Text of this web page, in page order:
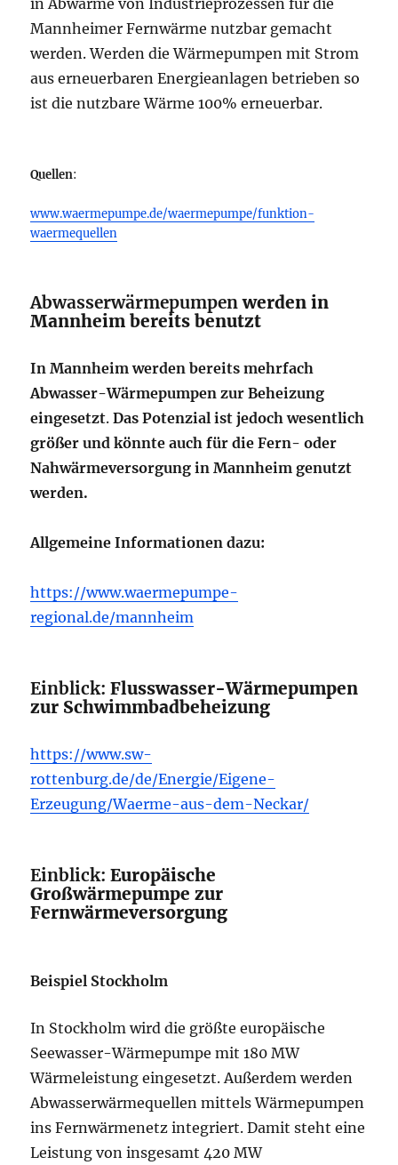
Mannheimer Fernwärme nutzbar gemacht
werden. Werden die Wärmepumpen mit Strom
aus erneuerbaren Energieanlagen betrieben so
ist die nutzbare Wärme 100% erneuerbar.
Quellen:
www.waermepumpe.de/waermepumpe/funktion-
waermequellen
Abwasserwärmepumpenwerden in
Mannheim bereits benutzt
In Mannheim werden bereits mehrfach
Abwasser-Wärmepumpen zur Beheizung
eingesetzt.Das Potenzial ist jedoch wesentlich
größer und könnte auch für die Fern- oder
Nahwärmeversorgung in Mannheim genutzt
werden.
Allgemeine Informationen dazu:
https://www.waermepumpe-
regional.de/mannheim
Einblick:Flusswasser-Wärmepumpen
zur Schwimmbadbeheizung
https://www.sw-
rottenburg.de/de/Energie/Eigene-
Erzeugung/Waerme-aus-dem-Neckar/
Einblick:Europäische
Großwärmepumpe zur
Fernwärmeversorgung
Beispiel Stockholm
In Stockholm wird die größte europäische
Seewasser-Wärmepumpe mit 180 MW
Wärmeleistung eingesetzt. Außerdem werden
Abwasserwärmequellen mittels Wärmepumpen
ins Fernwärmenetz integriert. Damit steht eine
Leistung von insgesamt 420 MW